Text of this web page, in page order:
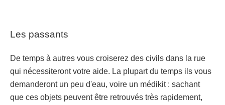
Les passants
De temps à autres vous croiserez des civils dans la rue
qui nécessiteront votre aide. La plupart du temps ils vous
demanderont un peu d'eau, voire un médikit : sachant
que ces objets peuvent être retrouvés très rapidement,